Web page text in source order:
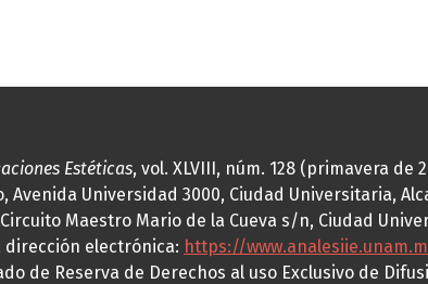
Estéticas, vol. XLVIII, núm. 128 (primavera
Avenida Universidad 3000, Ciudad Universitaria,
Maestro Mario de la Cueva s/n, Ciudad
dirección electrónica: https://
de Reserva de Derechos al uso Exclusivo de